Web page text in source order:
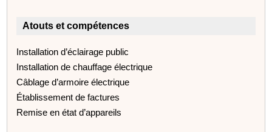
Atouts et compétences
Installation d’éclairage public
Installation de chauffage électrique
Câblage d’armoire électrique
Établissement de factures
Remise en état d’appareils